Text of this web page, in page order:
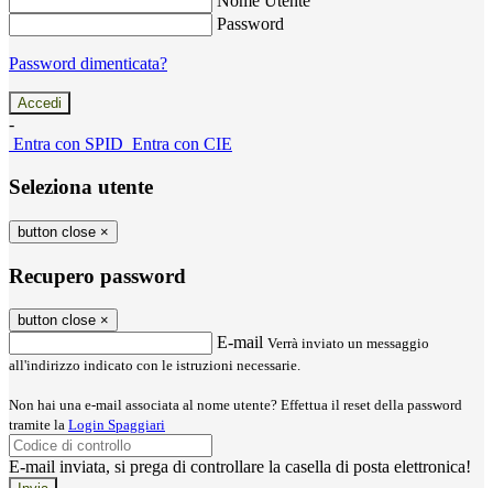
Password
Password dimenticata?
-
Entra con SPID Entra con CIE
Seleziona utente
button close ×
Recupero password
button close ×
E-mail Verrà inviato un messaggio
all'indirizzo indicato con le istruzioni necessarie.
Non hai una e-mail associata al nome utente? Effettua il reset della password
tramite la Login Spaggiari
E-mail inviata, si prega di controllare la casella di posta elettronica!